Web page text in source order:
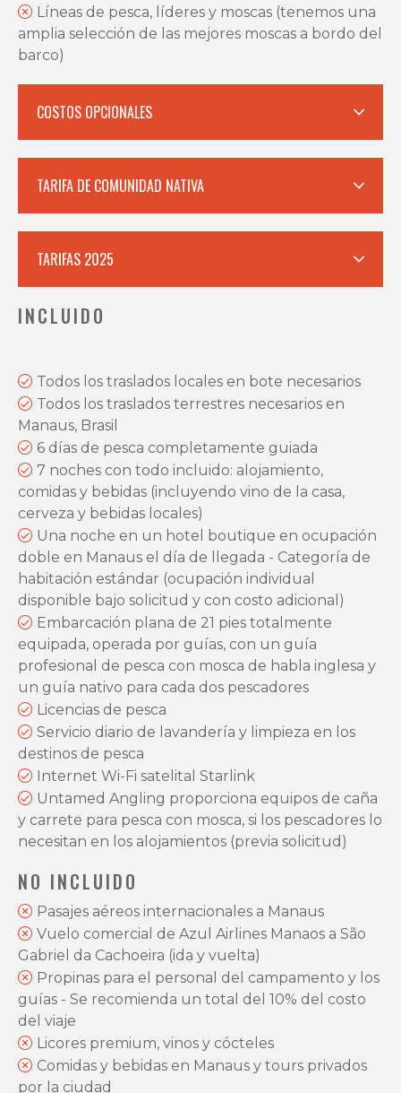
Líneas de pesca, líderes y moscas (tenemos una
amplia selección de las mejores moscas a bordo del
barco)
COSTOS OPCIONALES
TARIFA DE COMUNIDAD NATIVA
TARIFAS 2025
INCLUIDO
Todos los traslados locales en bote necesarios
Todos los traslados terrestres necesarios en
Manaus, Brasil
6 días de pesca completamente guiada
7 noches con todo incluido: alojamiento,
comidas y bebidas (incluyendo vino de la casa,
cerveza y bebidas locales)
Una noche en un hotel boutique en ocupación
doble en Manaus el día de llegada - Categoría de
habitación estándar (ocupación individual
disponible bajo solicitud y con costo adicional)
Embarcación plana de 21 pies totalmente
equipada, operada por guías, con un guía
profesional de pesca con mosca de habla inglesa y
un guía nativo para cada dos pescadores
Licencias de pesca
Servicio diario de lavandería y limpieza en los
destinos de pesca
Internet Wi-Fi satelital Starlink
Untamed Angling proporciona equipos de caña
y carrete para pesca con mosca, si los pescadores lo
necesitan en los alojamientos (previa solicitud)
NO INCLUIDO
Pasajes aéreos internacionales a Manaus
Vuelo comercial de Azul Airlines Manaos a São
Gabriel da Cachoeira (ida y vuelta)
Propinas para el personal del campamento y los
guías - Se recomienda un total del 10% del costo
del viaje
Licores premium, vinos y cócteles
Comidas y bebidas en Manaus y tours privados
por la ciudad